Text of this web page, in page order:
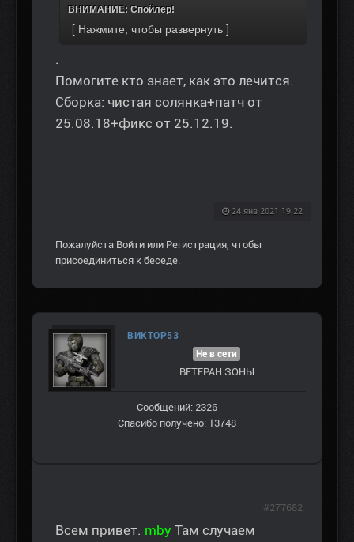
ВНИМАНИЕ: Спойлер!
.
Помогите кто знает, как это лечится.
Сборка: чистая солянка+патч от
25.08.18+фикс от 25.12.19.
24 янв 2021 19:22
Пожалуйста Войти или Регистрация , чтобы
присоединиться к беседе.
ВИКТОР53
Не в сети
ВЕТЕРАН ЗOНЫ
Сообщений: 2326
Спасибо получено: 13748
Всем привет. mby Там случаем
#277682